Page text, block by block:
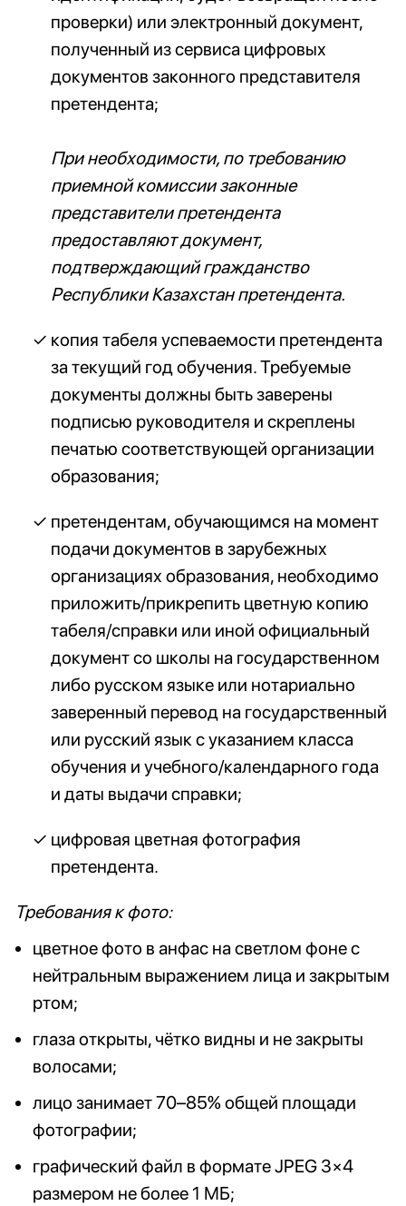
проверки) или электронный документ,
полученный из сервиса цифровых
документов законного представителя
претендента;
При необходимости, по требованию
приемной комиссии законные
представители претендента
предоставляют документ,
подтверждающий гражданство
Республики Казахстан претендента.
копия табеля успеваемости претендента
за текущий год обучения. Требуемые
документы должны быть заверены
подписью руководителя и скреплены
печатью соответствующей организации
образования;
претендентам, обучающимся на момент
подачи документов в зарубежных
организациях образования, необходимо
приложить/прикрепить цветную копию
табеля/справки или иной официальный
документ со школы на государственном
либо русском языке или нотариально
заверенный перевод на государственный
или русский язык с указанием класса
обучения и учебного/календарного года
и даты выдачи справки;
цифровая цветная фотография
претендента.
Требования к фото:
цветное фото в анфас на светлом фоне с
нейтральным выражением лица и закрытым
ртом;
глаза открыты, чётко видны и не закрыты
волосами;
лицо занимает 70–85% общей площади
фотографии;
графический файл в формате JPEG 3×4
размером не более 1 МБ;